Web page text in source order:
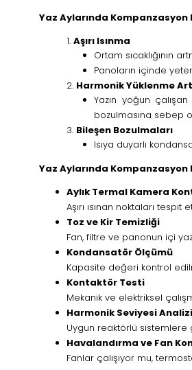
Yaz Aylarında Kompanzasyon
Aşırı Isınma
Ortam sıcaklığının
Panoların içinde
Harmonik Yüklenme
Yazın yoğun
bozulmasına sebep
Bileşen Bozulmaları
Isıya duyarlı
Yaz Aylarında Kompanzasyon
Aylık Termal Kamera
Aşırı ısınan noktaları tespit
Toz ve Kir Temizliği
Fan, filtre ve panonun içi
Kondansatör Ölçümü
Kapasite değeri kontrol
Kontaktör Testi
Mekanik ve elektriksel
Harmonik Seviyesi Analizi
Uygun reaktörlü sistemlere
Havalandırma ve Fan
Fanlar çalışıyor mu,